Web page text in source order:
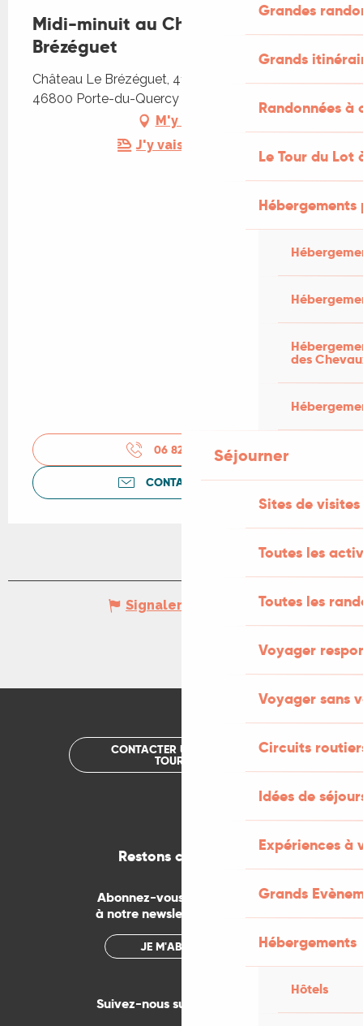
Grandes
Grands
Randonnées
Le Tour du Lot
des
Séjourner
Sites de visites
Toutes les
Toutes les
Voyager
Voyager sans
Circuits
Idées de
Expériences à
Grands
Hébergements
Hôtels
Midi-minuit au Château Le
Brézéguet
Château Le Brézéguet, 4125 Route d'Agen,
46800 Porte-du-Quercy
M'y rendre
J'y vais en train !
06 82 84 56▒▒
CONTACTEZ-NOUS
Signaler une erreur
CONTACTER UN OFFICE DE
TOURISME
Restons connectés
Abonnez-vous gratuitement
à notre newsletter mensuelle
JE M'ABONNE
Suivez-nous sur les réseaux !